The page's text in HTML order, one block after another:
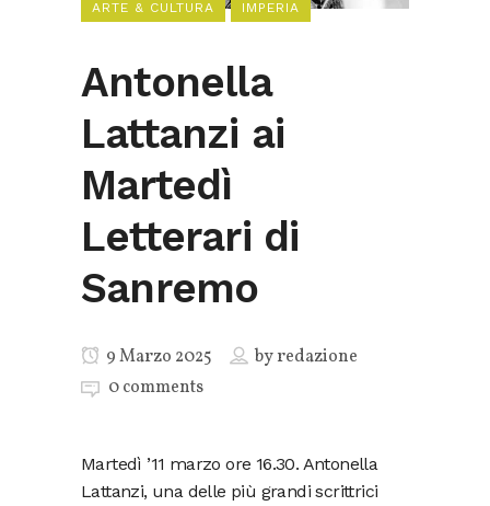
ARTE & CULTURA IMPERIA
Antonella
Lattanzi ai
Martedì
Letterari di
Sanremo
9 Marzo 2025 byredazione
0 comments
Martedì ’11 marzo ore 16.30. Antonella
Lattanzi, una delle più grandi scrittrici